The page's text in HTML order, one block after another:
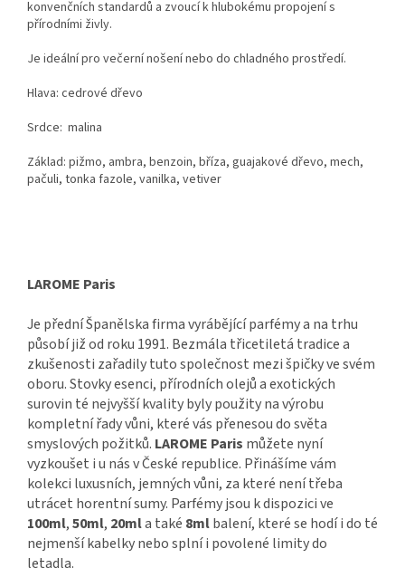
konvenčních standardů a zvoucí k hlubokému propojení s
přírodními živly.
Je ideální pro večerní nošení nebo do chladného prostředí.
Hlava: cedrové dřevo
Srdce: malina
Základ: pižmo, ambra, benzoin, bříza, guajakové dřevo, mech,
pačuli, tonka fazole, vanilka, vetiver
LAROME Paris
Je přední Španělska firma vyrábějící parfémy a na trhu
působí již od roku 1991. Bezmála třicetiletá tradice a
zkušenosti zařadily tuto společnost mezi špičky ve svém
oboru. Stovky esenci, přírodních olejů a exotických
surovin té nejvyšší kvality byly použity na výrobu
kompletní řady vůni, které vás přenesou do světa
smyslových požitků. LAROME Paris můžete nyní
vyzkoušet i u nás v České republice. Přinášíme vám
kolekci luxusních, jemných vůni, za které není třeba
utrácet horentní sumy. Parfémy jsou k dispozici ve
100ml,50ml, 20mla také 8mlbalení, které se hodí i do té
nejmenší kabelky nebo splní i povolené limity do
letadla.